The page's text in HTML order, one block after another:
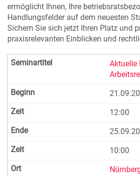
ermöglicht Ihnen, Ihre
Handlungsfelder auf dem neuesten
Sichern Sie sich jetzt Ihren Platz und
praxisrelevanten Einblicken und
Aktuelle
12:00
10:00